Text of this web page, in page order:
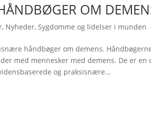
OM
, Nyheder,Sygdomme og lidelser i munden
håndbøger om demens.
med mennesker med demens. De er en
og praksisnære...